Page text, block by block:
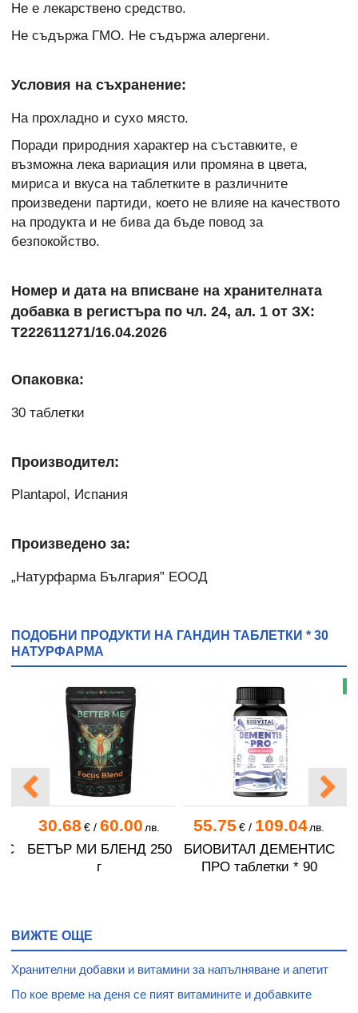
Не е лекарствено средство.
Не съдържа ГМО. Не съдържа алергени.
Условия на съхранение:
На прохладно и сухо място.
Поради природния характер на съставките, е
възможна лека вариация или промяна в цвета,
мириса и вкуса на таблетките в различните
произведени партиди, което не влияе на качеството
на продукта и не бива да бъде повод за
безпокойство.
Номер и дата на вписване на хранителната
добавка в регистъра по чл. 24, ал. 1 от ЗХ:
T222611271/16.04.2026
Опаковка:
30 таблетки
Производител:
Plantapol, Испания
Произведено за:
„Натурфарма България” ЕООД
ПОДОБНИ ПРОДУКТИ НА ГАНДИН ТАБЛЕТКИ * 30
НАТУРФАРМА
30.68 €/ 60.00 лв.
БЕТЪР МИ БЛЕНД 250
г
55.75 €/ 109.04лв.
БИОВИТАЛ ДЕМЕНТИС
ПРО таблетки * 90
ВИЖТЕ ОЩЕ
Хранителни добавки и витамини за напълняване и апетит
По кое време на деня се пият витамините и добавките